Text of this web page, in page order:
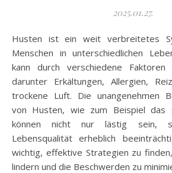
2025.01.27.
Husten ist ein weit verbreitetes Symptom, das viele
Menschen in unterschiedlichen
kann durch verschiedene Faktoren
darunter Erkältungen, Allergien,
trockene Luft. Die unangenehmen
von Husten, wie zum Beispiel das
können nicht nur lästig sein,
Lebensqualität erheblich
wichtig, effektive Strategien zu
lindern und die Beschwerden zu